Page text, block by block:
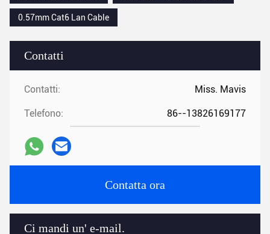
Contatti
Contatti: Miss. Mavis
Telefono: 86--13826169177
Contatta ora
Ci mandi un' e-mail.
0.57mm Cat6 Lan Cable